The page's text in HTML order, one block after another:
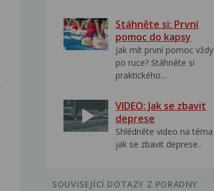
Stáhněte si: První
pomoc do kapsy
Jak mít první pomoc vždy
po ruce? Stáhněte si
praktického...
VIDEO: Jak se zbavit
deprese
Shlédněte video na téma
jak se zbavit deprese..
SOUVISEJÍCÍ DOTAZY Z PORADNY